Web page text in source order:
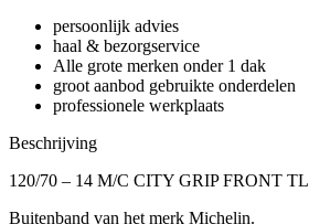
persoonlijk advies
haal & bezorgservice
Alle grote merken onder 1 dak
groot aanbod gebruikte onderdelen
professionele werkplaats
Beschrijving
120/70 – 14 M/C CITY GRIP FRONT TL
Buitenband van het merk Michelin.